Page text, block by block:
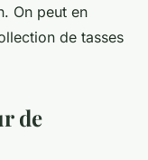
On peut en
de tasses
de